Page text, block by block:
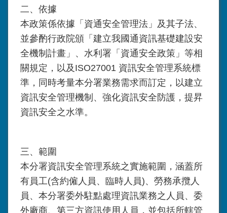
二、依據
本政策係依據「資通安全管理法」及其子法、
並參酌行政院頒「建立我國通資訊基礎建設安
全機制計畫」、水利署「資通安全政策」等相
關規定，以及ISO27001 資訊安全管理系統標
準，同時考量本分署業務需求而訂定，以建立
資訊安全管理機制、強化資訊安全防護，提昇
資訊安全之水準。
三、範圍
本分署資訊安全管理系統之實施範圍，涵蓋所
有員工(含約僱人員、臨時人員)、勞務承攬人
員、本分署委外駐點處理資訊業務之人員、委
外廠商、第三方資訊使用人員，並包括所轄管